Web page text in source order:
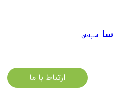
اسپادان
ارتباط با ما